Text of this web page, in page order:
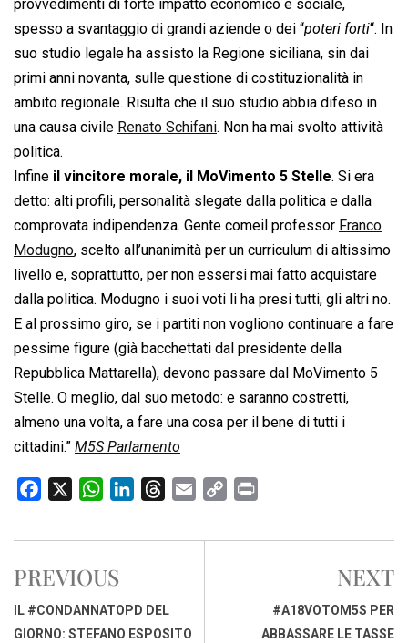
provvedimenti di forte impatto economico e sociale,
spesso a svantaggio di grandi aziende o dei “poteri forti“. In
suo studio legale ha assisto la Regione siciliana, sin dai
primi anni novanta, sulle questione di costituzionalità in
ambito regionale. Risulta che il suo studio abbia difeso in
una causa civile Renato Schifani. Non ha mai svolto attività
politica.
Infine il vincitore morale, il MoVimento 5 Stelle. Si era
detto: alti profili, personalità slegate dalla politica e dalla
comprovata indipendenza. Gente comeil professor Franco
Modugno, scelto all’unanimità per un curriculum di altissimo
livello e, soprattutto, per non essersi mai fatto acquistare
dalla politica. Modugno i suoi voti li ha presi tutti, gli altri no.
E al prossimo giro, se i partiti non vogliono continuare a fare
pessime figure (già bacchettati dal presidente della
Repubblica Mattarella), devono passare dal MoVimento 5
Stelle. O meglio, dal suo metodo: e saranno costretti,
almeno una volta, a fare una cosa per il bene di tutti i
cittadini.” M5S Parlamento
c
b
o
o
W
a
s
A
p
n
d
I
r
s
a
p
i
PREVIOUS
IL #CONDANNATOPD DEL
GIORNO: STEFANO ESPOSITO
NEXT
#A18VOTOM5S PER
ABBASSARE LE TASSE